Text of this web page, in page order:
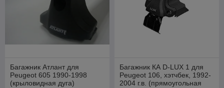
Багажник Атлант для
Peugeot 605 1990-1998
(крыловидная дуга)
Багажник КА D-LUX 1 для
Peugeot 106, хэтчбек, 1992-
2004 г.в. (прямоугольная